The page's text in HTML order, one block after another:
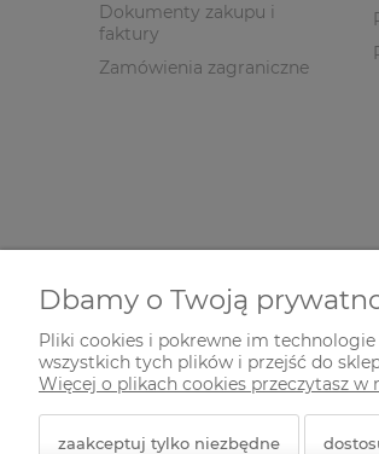
Dokumenty zakupu i
faktury
Zamówienia zagraniczne
© 2026 zielonekoty.pl. Wszelkie
Dbamy o Twoją
Pliki cookies i pokrewne im
wszystkich tych plików i przejść do
Więcej o plikach cookies przeczytasz w
zaakceptuj tylko niezbędne